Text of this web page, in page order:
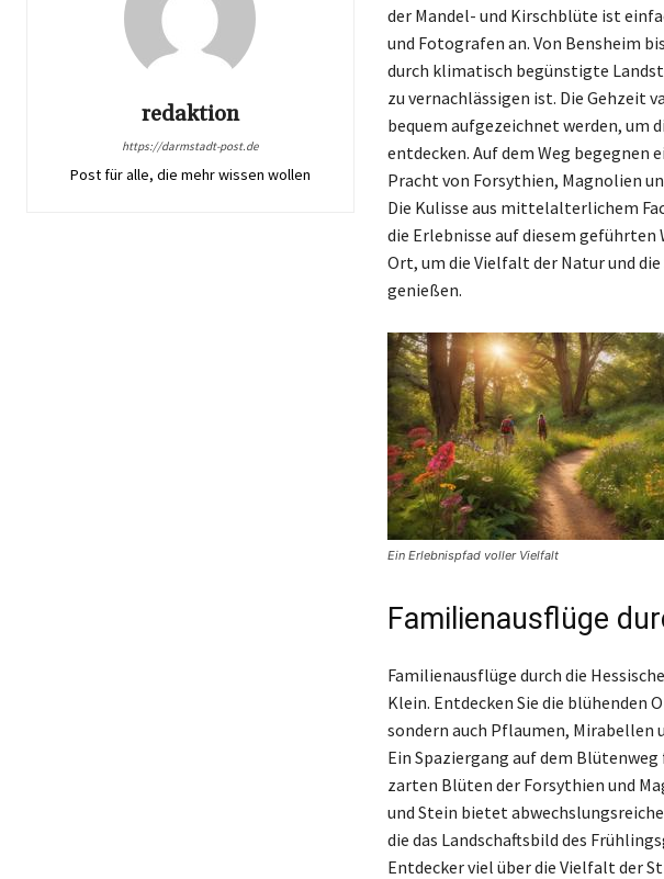
redaktion
https://darmstadt-post.de
Post für alle, die mehr wissen wollen
der Mandel- und Kirschblüte ist
und Fotografen an. Von Bensheim
durch klimatisch begünstigte
zu vernachlässigen ist. Die Gehzeit
bequem aufgezeichnet werden, um
entdecken. Auf dem Weg begegnen
Pracht von Forsythien, Magnolien
Die Kulisse aus mittelalterlichem
die Erlebnisse auf diesem geführten
Ort, um die Vielfalt der Natur und
genießen.
Ein Erlebnispfad voller Vielfalt
Familienausflüge
Familienausflüge durch die
Klein. Entdecken Sie die blühenden
sondern auch Pflaumen, Mirabellen
Ein Spaziergang auf dem
zarten Blüten der Forsythien und
und Stein bietet
die das Landschaftsbild des
Entdecker viel über die Vielfalt der